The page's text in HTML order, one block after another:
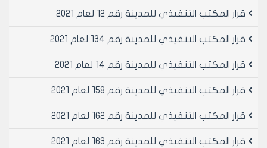
ترى اللجنة: ان لا تباع هذه العرصة ويستمر تكليفها بالرسم
3-العرصة المكلفة بالرسم وانقضت المدة المحددة في
فتبين انها مبنية بكامل المساحة الطابقية عن طريق
وثائق يبرزها أصحاب العلاقة وتقتنع الإدارة بها اثباتا لبناء
حسم المخالفات يعتبر بمثابة ترخيص ولاتباع العرصة في حال
الاثبات المنوه به أعلاه وسقوط التكليف.
قرار المكتب التنفيذي للمدينة رقم 12 لعام 2021
قرار المكتب التنفيذي للمدينة رقم 134 لعام 2021
قرار المكتب التنفيذي للمدينة رقم 14 لعام 2021
قرار المكتب التنفيذي للمدينة رقم 158 لعام 2021
قرار المكتب التنفيذي للمدينة رقم 162 لعام 2021
قرار المكتب التنفيذي للمدينة رقم 163 لعام 2021